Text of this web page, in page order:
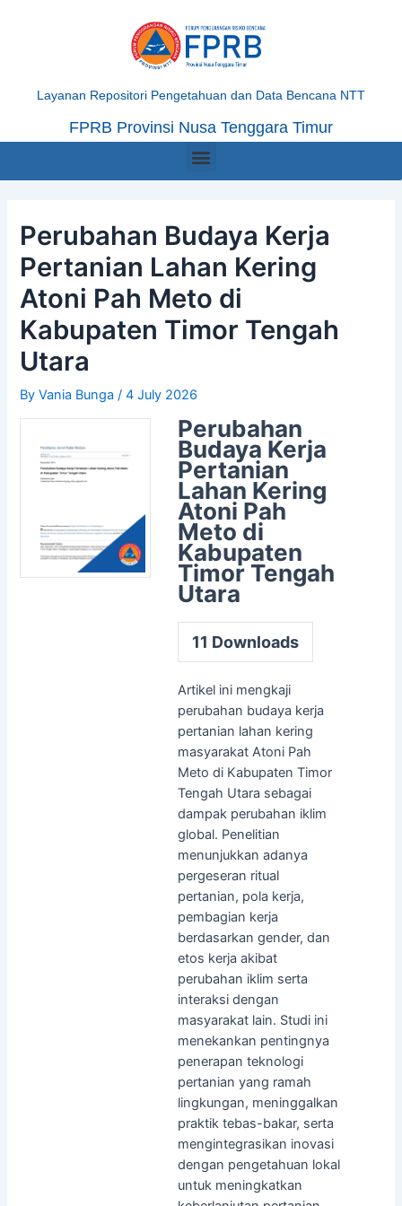
Layanan Repositori Pengetahuan dan Data Bencana NTT
FPRB Provinsi Nusa Tenggara Timur
Menu
Perubahan Budaya Kerja
Pertanian Lahan Kering
Atoni Pah Meto di
Kabupaten Timor Tengah
Utara
ByVania Bunga/4 July 2026
Perubahan
Budaya Kerja
Pertanian
Lahan Kering
Atoni Pah
Meto di
Kabupaten
Timor Tengah
Utara
11 Downloads
Artikel ini mengkaji
perubahan budaya kerja
pertanian lahan kering
masyarakat Atoni Pah
Meto di Kabupaten Timor
Tengah Utara sebagai
dampak perubahan iklim
global. Penelitian
menunjukkan adanya
pergeseran ritual
pertanian, pola kerja,
pembagian kerja
berdasarkan gender, dan
etos kerja akibat
perubahan iklim serta
interaksi dengan
masyarakat lain. Studi ini
menekankan pentingnya
penerapan teknologi
pertanian yang ramah
lingkungan, meninggalkan
praktik tebas-bakar, serta
mengintegrasikan inovasi
dengan pengetahuan lokal
untuk meningkatkan